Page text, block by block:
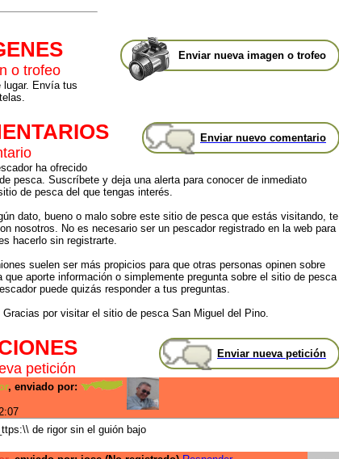
Enviar nueva imagen o trofeo
o trofeo
lugar. Envía tus
Enviar nuevo comentario
ha ofrecido
pesca. Suscríbete y deja una alerta para conocer de inmediato
de pesca del que tengas interés.
dato, bueno o malo sobre este sitio de pesca que estás visitando, te
nosotros. No es necesario ser un pescador registrado en la web para
hacerlo sin registrarte.
suelen ser más propicios para que otras personas opinen sobre
aporte información o simplemente pregunta sobre el sitio de pesca
puede quizás responder a tus preguntas.
por visitar el sitio de pesca San Miguel del Pino.
Enviar nueva petición
petición
, enviado por:
de rigor sin el guión bajo